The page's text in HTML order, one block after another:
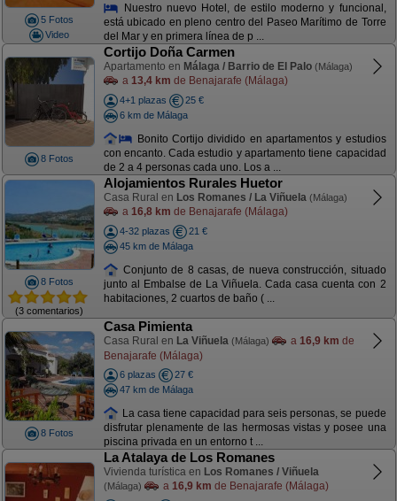
5 Fotos
Video
Nuestro nuevo Hotel, de estilo moderno y funcional,
está ubicado en pleno centro del Paseo Marítimo de Torre
del Mar y en primera línea de p ...
8 Fotos
Cortijo Doña Carmen
Apartamento en Málaga / Barrio de El Palo (Málaga)
a 13,4 km de Benajarafe (Málaga)
4+1 plazas
25 €
6 km de Málaga
Bonito Cortijo dividido en apartamentos y estudios
con encanto. Cada estudio y apartamento tiene capacidad
de 2 a 4 personas cada uno. Los a ...
8 Fotos
(3 comentarios)
Alojamientos Rurales Huetor
Casa Rural en Los Romanes / La Viñuela (Málaga)
a 16,8 km de Benajarafe (Málaga)
4-32 plazas
21 €
45 km de Málaga
Conjunto de 8 casas, de nueva construcción, situado
junto al Embalse de La Viñuela. Cada casa cuenta con 2
habitaciones, 2 cuartos de baño ( ...
8 Fotos
Casa Pimienta
Casa Rural en La Viñuela (Málaga) a 16,9 km de
Benajarafe (Málaga)
6 plazas
27 €
47 km de Málaga
La casa tiene capacidad para seis personas, se puede
disfrutar plenamente de las hermosas vistas y posee una
piscina privada en un entorno t ...
La Atalaya de Los Romanes
Vivienda turística en Los Romanes / Viñuela
(Málaga) a 16,9 km de Benajarafe (Málaga)